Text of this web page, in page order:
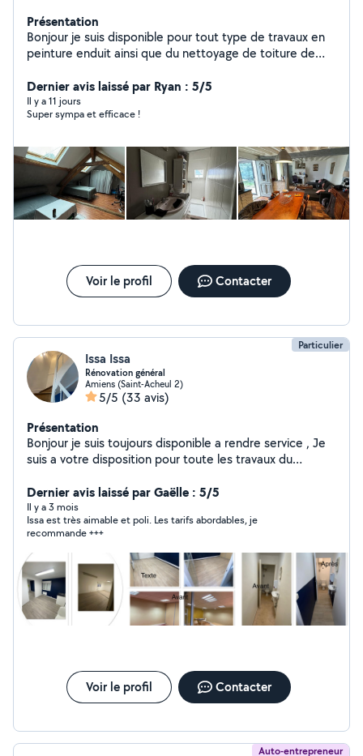
Présentation
Bonjour je suis disponible pour tout type de travaux en
peinture enduit ainsi que du nettoyage de toiture de
cordialement
Dernier avis laissé par Ryan : 5/5
Il y a 11 jours
Super sympa et efficace !
Voir le profil Contacter
Particulier
Issa Issa
Rénovation général
Amiens (Saint-Acheul 2)
5/5 (33 avis)
Présentation
Bonjour je suis toujours disponible a rendre service , Je
suis a votre disposition pour toute les travaux du
plus du 15 ans d'expérience Aussi desponible pour tout
types des montagnes démontage meuble et cuisine .et
tout types bricolage . Pour les question ou
renseignement sur vous travaux n'hésitez pas je suis a
votre service Bien a vous
Dernier avis laissé par Gaëlle : 5/5
Il y a 3 mois
Issa est très aimable et poli. Les tarifs abordables, je
recommande +++
Voir le profil Contacter
Auto-entrepreneur